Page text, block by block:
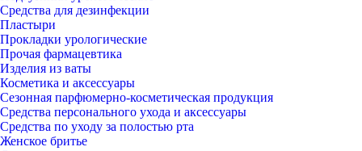
Средства для дезинфекции
Пластыри
Прокладки урологические
Прочая фармацевтика
Изделия из ваты
Косметика и аксессуары
Сезонная парфюмерно-косметическая продукция
Средства персонального ухода и аксессуары
Средства по уходу за полостью рта
Женское бритье